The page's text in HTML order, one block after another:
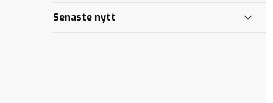
ska inte
Senaste nytt
Det ska